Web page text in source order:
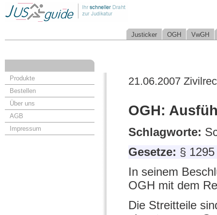
Justicker OGH VwGH
Produkte
Bestellen
Über uns
AGB
Impressum
21.06.2007
OGH:
Schlagworte:
Gesetze: §
In seinem
OGH mit dem
Die Streitteile